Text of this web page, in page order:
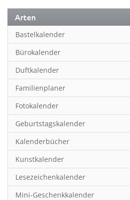
Erotik
Essen & Trinken
Familienplaner
Fantasy
Film
Fotokunst
Frauen
Fußball
Gaming
Geburtstagskalender
Geschichte
Arten
Bastelkalender
Bürokalender
Duftkalender
Familienplaner
Fotokalender
Geburtstagskalender
Kalenderbücher
Kunstkalender
Lesezeichenkalender
Mini-Geschenkkalender